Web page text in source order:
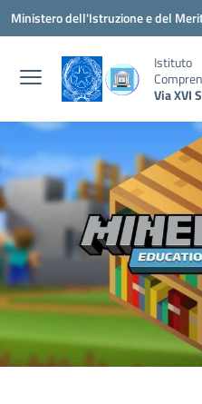
Vai ai contenuti
Vai al menu di navigazione
Vai al footer
Ministero dell'Istruzione e del
Istituto
Via XVI